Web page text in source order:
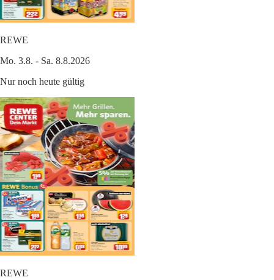
REWE
Mo. 3.8. - Sa. 8.8.2026
Nur noch heute gültig
REWE